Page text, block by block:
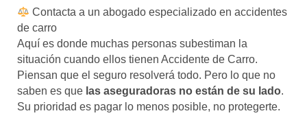
Contacta a un abogado especializado en accidentes
de carro
Aquí es donde muchas personas subestiman la
situación cuando ellos tienen Accidente de Carro.
Piensan que el seguro resolverá todo. Pero lo que no
saben es que las aseguradoras no están de su lado.
Su prioridad es pagar lo menos posible, no protegerte.